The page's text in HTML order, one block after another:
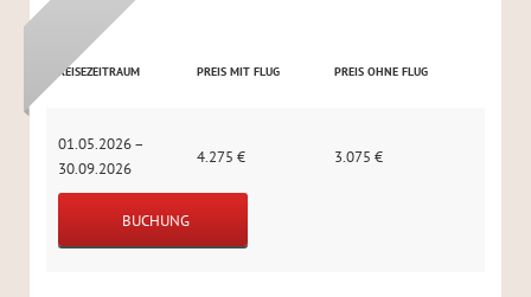
REISEZEITRAUM PREIS MIT FLUG PREIS OHNE FLUG
01.05.2026 –
30.09.2026
4.275 € 3.075 €
BUCHUNG